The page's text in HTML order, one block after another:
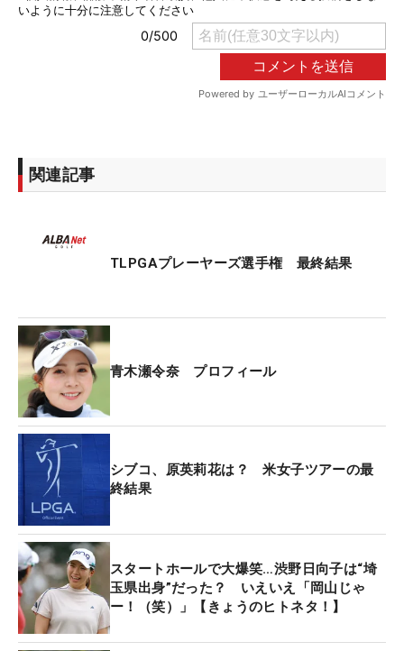
関連記事
TLPGAプレーヤーズ選手権 最終結果
青木瀬令奈 プロフィール
シブコ、原英莉花は？ 米女子ツアーの最
終結果
スタートホールで大爆笑…渋野日向子は“埼
玉県出身”だった？ いえいえ「岡山じゃ
ー！（笑）」【きょうのヒトネタ！】